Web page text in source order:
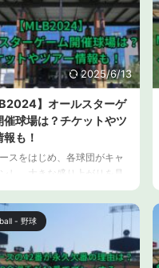
になってきました。 この記
東京ヤクルトスワローズの
ある、神宮球場（明治神宮
の球場グルメについて、新
、スワローズグルメ情報を
ます。 【神宮球場2024】球
メに新店登場！ 野球場で売っ
事といえば、昔はお弁当
ーとそばというイメージで
2025/6/13
】オールスターゲ
催球場は？チケットやツ
も！
スをはじめ、各球団がキャ
し、大きな盛り上がりを見
MLB。 開幕前ですが、すで
は、「早すぎる2024年オ
ー予想」という記事を発表
ど、早くも7月開催のオールス
ムも話題になっています。
- 野球